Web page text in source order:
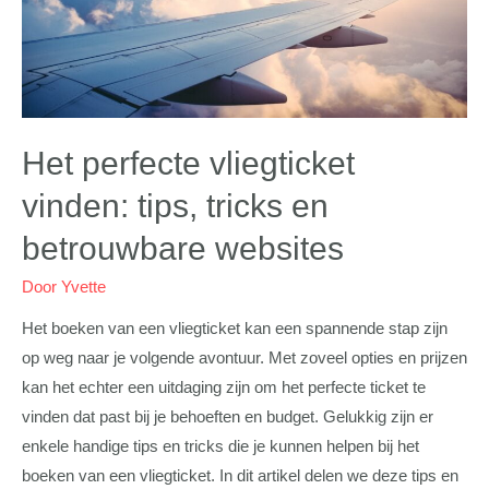
Het perfecte vliegticket
vinden: tips, tricks en
betrouwbare websites
Door Yvette
Het boeken van een vliegticket kan een spannende stap zijn
op weg naar je volgende avontuur. Met zoveel opties en prijzen
kan het echter een uitdaging zijn om het perfecte ticket te
vinden dat past bij je behoeften en budget. Gelukkig zijn er
enkele handige tips en tricks die je kunnen helpen bij het
boeken van een vliegticket. In dit artikel delen we deze tips en